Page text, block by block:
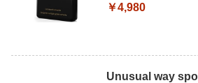
￥4,980
Unusual way